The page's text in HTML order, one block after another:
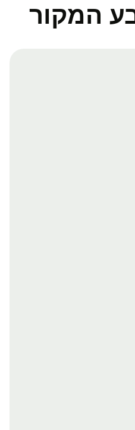
המקור